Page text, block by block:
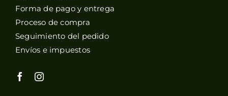
Forma de pago y entrega
Proceso de compra
Seguimiento del pedido
Envíos e impuestos